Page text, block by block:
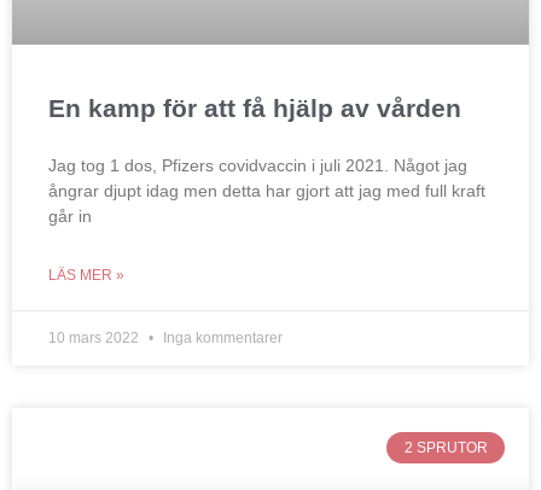
En kamp för att få hjälp av vården
Jag tog 1 dos, Pfizers covidvaccin i juli 2021. Något jag
ångrar djupt idag men detta har gjort att jag med full kraft
går in
LÄS MER »
10 mars 2022 Inga kommentarer
2 SPRUTOR